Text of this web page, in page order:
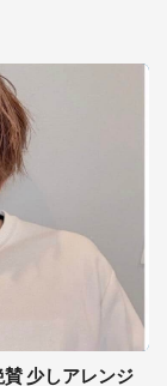
少しアレンジ